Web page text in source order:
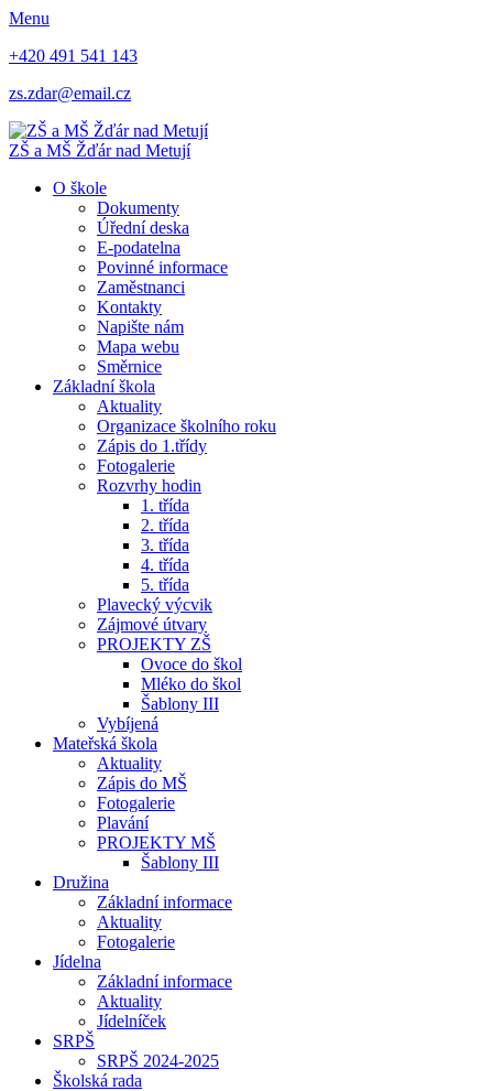
Menu
+420 491 541 143
zs.zdar@email.cz
ZŠ a MŠ Žďár nad Metují
O škole
Dokumenty
Úřední deska
E-podatelna
Povinné informace
Zaměstnanci
Kontakty
Napište nám
Mapa webu
Směrnice
Základní škola
Aktuality
Organizace školního roku
Zápis do 1.třídy
Fotogalerie
Rozvrhy hodin
1. třída
2. třída
3. třída
4. třída
5. třída
Plavecký výcvik
Zájmové útvary
PROJEKTY ZŠ
Ovoce do škol
Mléko do škol
Šablony III
Vybíjená
Mateřská škola
Aktuality
Zápis do MŠ
Fotogalerie
Plavání
PROJEKTY MŠ
Šablony III
Družina
Základní informace
Aktuality
Fotogalerie
Jídelna
Základní informace
Aktuality
Jídelníček
SRPŠ
SRPŠ 2024-2025
Školská rada